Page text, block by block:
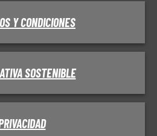
Y CONDICIONES
SOSTENIBLE